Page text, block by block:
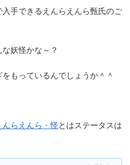
手できるえんらえんら甄氏のご
妖怪かな～？
もっているんでしょうか＾＾
んらえんら・怪とはステータスは